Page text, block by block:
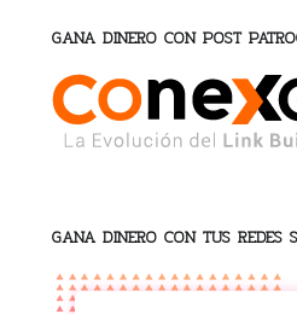
GANA DINERO CON POST
GANA DINERO CON TUS REDES